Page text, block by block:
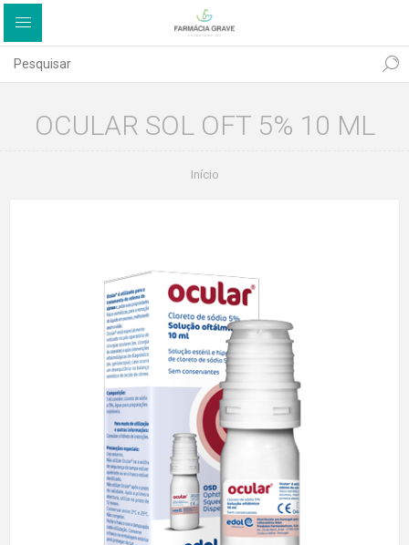
OCULAR SOL OFT 5% 10 ML
Início